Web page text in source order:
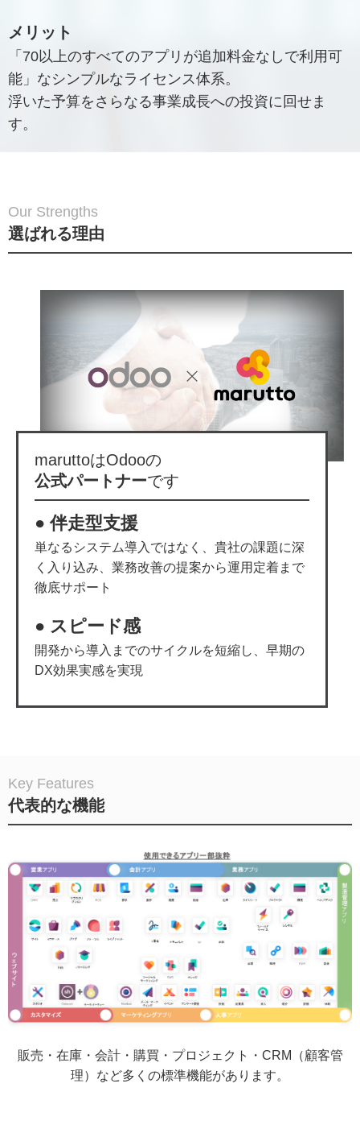
メリット
「70以上のすべてのアプリが追加料金なしで利用可
能」なシンプルなライセンス体系。
浮いた予算をさらなる事業成長への投資に回せま
す。
Our Strengths
選ばれる理由
maruttoはOdooの
公式パートナーです
● 伴走型支援
単なるシステム導入ではなく、貴社の課題に深
く入り込み、業務改善の提案から運用定着まで
徹底サポート
● スピード感
開発から導入までのサイクルを短縮し、早期の
DX効果実感を実現
Key Features
代表的な機能
販売・在庫・会計・購買・プロジェクト・CRM（顧客管
理）など多くの標準機能があります。